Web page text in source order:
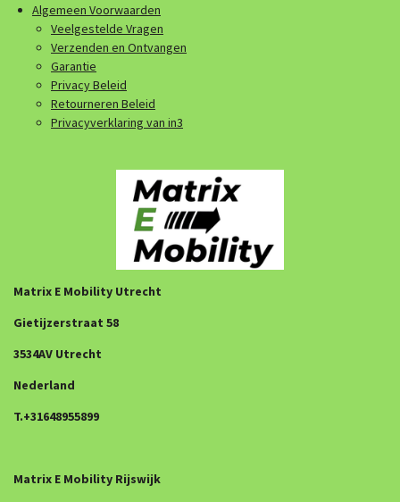
Algemeen Voorwaarden
Veelgestelde Vragen
Verzenden en Ontvangen
Garantie
Privacy Beleid
Retourneren Beleid
Privacyverklaring van in3
Matrix E Mobility Utrecht
Gietijzerstraat 58
3534AV Utrecht
Nederland
T.+31648955899
Matrix E Mobility Rijswijk